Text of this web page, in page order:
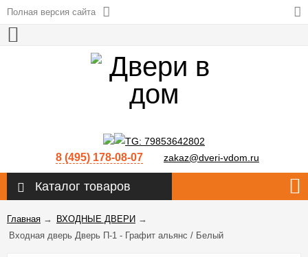
Полная версия сайта
8 (495) 178-08-07 zakaz@dveri-vdom.ru
Каталог товаров
Главная → ВХОДНЫЕ ДВЕРИ →
Входная дверь Дверь П-1 - Графит альянс / Белый